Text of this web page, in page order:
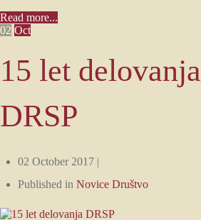
Read more...
02 Oct
15 let delovanja
DRSP
02 October 2017 |
Published in Novice Društvo